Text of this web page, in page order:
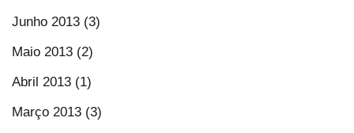
Junho 2013 (3)
Maio 2013 (2)
Abril 2013 (1)
Março 2013 (3)